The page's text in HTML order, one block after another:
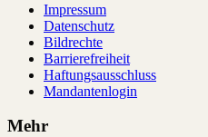
Impressum
Datenschutz
Bildrechte
Barrierefreiheit
Haftungsausschluss
Mandantenlogin
Mehr